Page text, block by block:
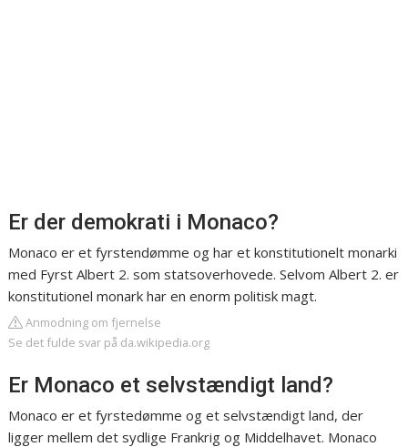
Er der demokrati i Monaco?
Monaco er et fyrstendømme og har et konstitutionelt monarki
med Fyrst Albert 2. som statsoverhovede. Selvom Albert 2. er
konstitutionel monark har en enorm politisk magt.
Anmodning om fjernelse
Se det fulde svar på da.wikipedia.org
Er Monaco et selvstændigt land?
Monaco er et fyrstedømme og et selvstændigt land, der
ligger mellem det sydlige Frankrig og Middelhavet. Monaco